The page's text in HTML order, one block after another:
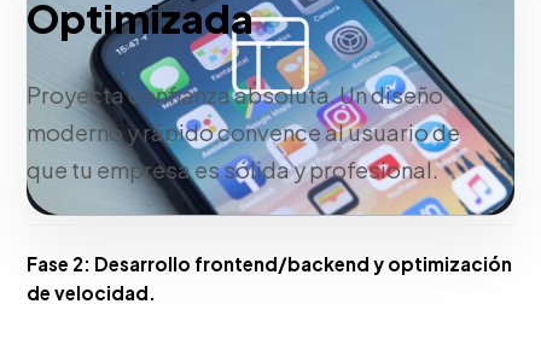
Optimizada
Proyecta confianza absoluta. Un diseño
moderno y rápido convence al usuario de
que tu empresa es sólida y profesional.
Fase 2: Desarrollo frontend/backend y optimización
de velocidad.